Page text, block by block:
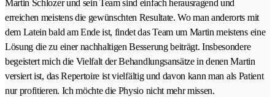
Martin Schlozer und sein Team sind einfach herausragend und
erreichen meistens die gewünschten Resultate. Wo man anderorts mit
dem Latein bald am Ende ist, findet das Team um Martin meistens eine
Lösung die zu einer nachhaltigen Besserung beiträgt. Insbesondere
begeistert mich die Vielfalt der Behandlungsansätze in denen Martin
versiert ist, das Repertoire ist vielfältig und davon kann man als Patient
nur profitieren. Ich möchte die Physio nicht mehr missen.